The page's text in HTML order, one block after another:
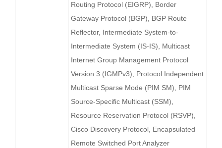
Routing Protocol (EIGRP), Border
Gateway Protocol (BGP), BGP Route
Reflector, Intermediate System-to-
Intermediate System (IS-IS), Multicast
Internet Group Management Protocol
Version 3 (IGMPv3), Protocol Independent
Multicast Sparse Mode (PIM SM), PIM
Source-Specific Multicast (SSM),
Resource Reservation Protocol (RSVP),
Cisco Discovery Protocol, Encapsulated
Remote Switched Port Analyzer